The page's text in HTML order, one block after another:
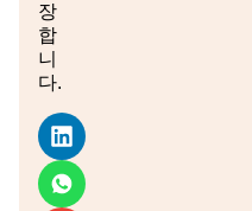
장
합
니
다.